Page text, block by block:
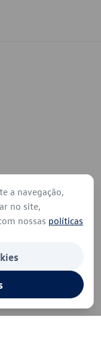
a navegação,
no site,
nossas políticas